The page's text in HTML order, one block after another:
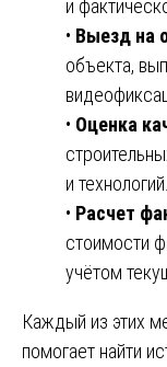
и
• Выезд на
объекта,
• Оценка
и технологий.
• Расчет
стоимости
учётом
Каждый из этих
помогает найти